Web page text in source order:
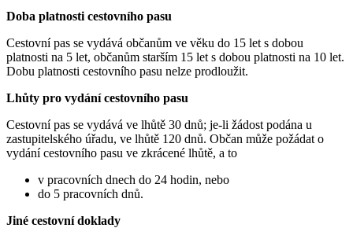
Doba platnosti cestovního pasu
Cestovní pas se vydává občanům ve věku do 15 let s dobou
platnosti na 5 let, občanům starším 15 let s dobou platnosti na 10 let.
Dobu platnosti cestovního pasu nelze prodloužit.
Lhůty pro vydání cestovního pasu
Cestovní pas se vydává ve lhůtě 30 dnů; je-li žádost podána u
zastupitelského úřadu, ve lhůtě 120 dnů. Občan může požádat o
vydání cestovního pasu ve zkrácené lhůtě, a to
v pracovních dnech do 24 hodin, nebo
do 5 pracovních dnů.
Jiné cestovní doklady